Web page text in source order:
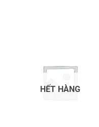
HẾT HÀNG